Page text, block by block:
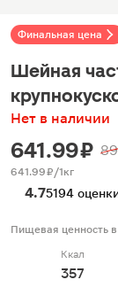
Финальная цена
Шейная
Нет в наличии
641.99 ₽
641.99 ₽/1кг
4.75194
Пищевая ценность
Ккал
357